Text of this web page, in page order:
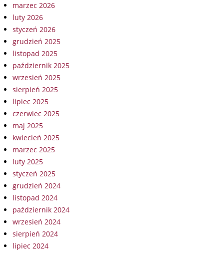
marzec 2026
luty 2026
styczeń 2026
grudzień 2025
listopad 2025
październik 2025
wrzesień 2025
sierpień 2025
lipiec 2025
czerwiec 2025
maj 2025
kwiecień 2025
marzec 2025
luty 2025
styczeń 2025
grudzień 2024
listopad 2024
październik 2024
wrzesień 2024
sierpień 2024
lipiec 2024